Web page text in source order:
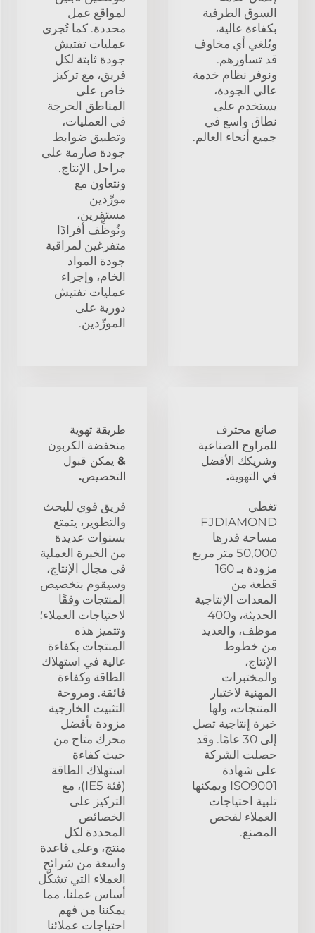
السوق الطرفية
بكفاءة عالية،
ويُلغي أي مخاوف
قد تساورهم.
ونوفر نظام خدمة
عالي الجودة،
يستخدم على
نطاق واسع في
جميع أنحاء العالم.
لمواقع عمل
محددة. كما تُجرى
عمليات تفتيش
جودة ثابتة لكل
فريق، مع تركيز
خاص على
المناطق الحرجة
في العمليات،
وتطبيق ضوابط
جودة صارمة على
مراحل الإنتاج.
ونتعاون مع
مورِّدين
مستقرين،
ونُوظِّف أفرادًا
متفرغين لمراقبة
جودة المواد
الخام، وإجراء
عمليات تفتيش
دورية على
المورِّدين.
صانع محترف
للمراوح الصناعية
وشريكك الأفضل
في التهوية.
تغطي
FJDIAMOND
مساحة قدرها
50,000 متر مربع
مزودة بـ 160
قطعة من
المعدات الإنتاجية
الحديثة، و400
موظف، والعديد
من خطوط
الإنتاج،
والمختبرات
المهنية لاختبار
المنتجات، ولها
خبرة إنتاجية تصل
إلى 30 عامًا. وقد
حصلت الشركة
على شهادة
ISO9001 ويمكنها
تلبية احتياجات
العملاء لفحص
المصنع.
طريقة تهوية
منخفضة الكربون
& يمكن قبول
التخصيص.
فريق قوي للبحث
والتطوير، يتمتع
بسنوات عديدة
من الخبرة العملية
في مجال الإنتاج،
وسيقوم بتخصيص
المنتجات وفقًا
لاحتياجات العملاء؛
وتتميز هذه
المنتجات بكفاءة
عالية في استهلاك
الطاقة وكفاءة
فائقة. ومروحة
التثبيت الخارجية
مزودة بأفضل
محرك متاح من
حيث كفاءة
استهلاك الطاقة
(فئة IE5)، مع
التركيز على
الخصائص
المحددة لكل
منتج، وعلى قاعدة
واسعة من شرائح
العملاء التي تشكّل
أساس عملنا، مما
يمكننا من فهم
احتياجات عملائنا